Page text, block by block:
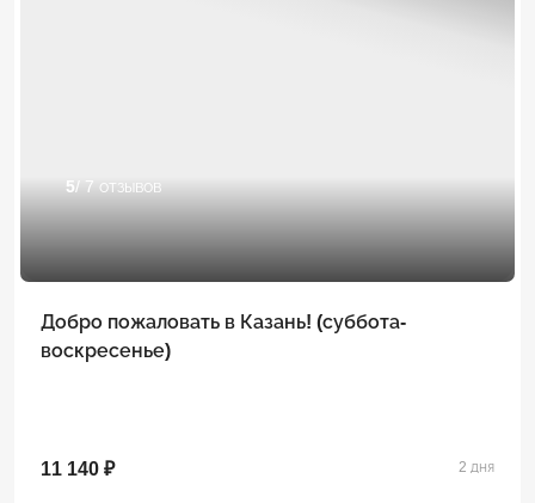
5/ 7 отзывов
Добро пожаловать в Казань! (суббота-
воскресенье)
11 140 ₽ 2 дня